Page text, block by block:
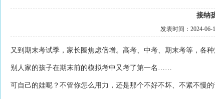
接纳
发表时间： 2024-06-
又到期末考试季，家长圈焦虑倍增。高考、中考、期末考等，各
别人家的孩子在期末前的模拟考中又考了第一名……
可自己的娃呢？不管你怎么用力，还是那个不好不坏、不紧不